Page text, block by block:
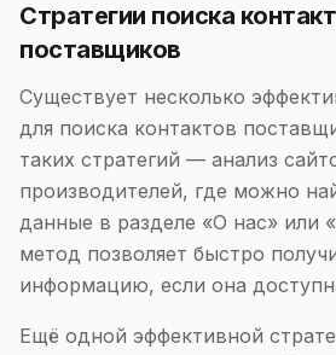
Стратегии поиска
поставщиков
Существует несколько
для поиска контактов
таких стратегий — анализ
производителей, где можно
данные в разделе «О нас» или
метод позволяет быстро
информацию, если она
Ещё одной эффективной